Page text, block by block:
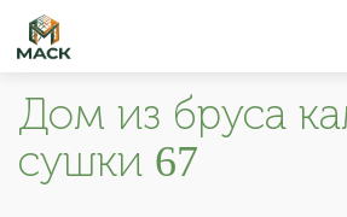
Дом из бруса
сушки 67